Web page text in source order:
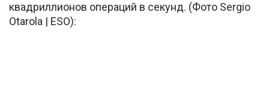
квадриллионов операций в секунд. (Фото Sergio
Otarola | ESO):